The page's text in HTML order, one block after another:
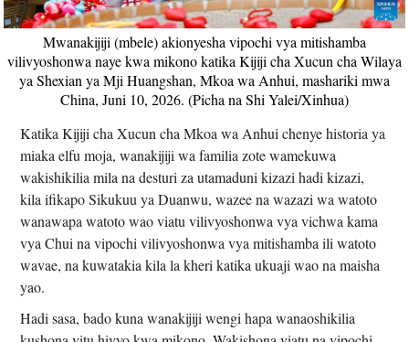
Mwanakijiji (mbele) akionyesha vipochi vya mitishamba
vilivyoshonwa naye kwa mikono katika Kijiji cha Xucun cha Wilaya
ya Shexian ya Mji Huangshan, Mkoa wa Anhui, mashariki mwa
China, Juni 10, 2026. (Picha na Shi Yalei/Xinhua)
Katika Kijiji cha Xucun cha Mkoa wa Anhui chenye historia ya
miaka elfu moja, wanakijiji wa familia zote wamekuwa
wakishikilia mila na desturi za utamaduni kizazi hadi kizazi,
kila ifikapo Sikukuu ya Duanwu, wazee na wazazi wa watoto
wanawapa watoto wao viatu vilivyoshonwa vya vichwa kama
vya Chui na vipochi vilivyoshonwa vya mitishamba ili watoto
wavae, na kuwatakia kila la kheri katika ukuaji wao na maisha
yao.
Hadi sasa, bado kuna wanakijiji wengi hapa wanaoshikilia